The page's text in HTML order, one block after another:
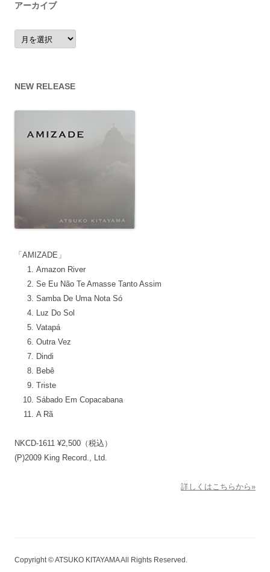
アーカイブ
ア
ー
NEW RELEASE
「AMIZADE」
Amazon River
Se Eu Não Te Amasse Tanto Assim
Samba De Uma Nota Só
Luz Do Sol
Vatapá
Outra Vez
Dindi
Bebê
Triste
Sábado Em Copacabana
A Rã
NKCD-1611 ¥2,500（税込）
(P)2009 King Record., Ltd.
詳しくはこちらから»
Copyright © ATSUKO KITAYAMA All Rights Reserved.